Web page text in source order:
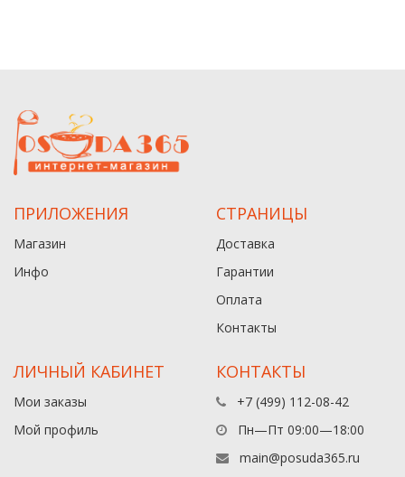
ПРИЛОЖЕНИЯ
Магазин
Инфо
СТРАНИЦЫ
Доставка
Гарантии
Оплата
Контакты
ЛИЧНЫЙ КАБИНЕТ
Мои заказы
Мой профиль
КОНТАКТЫ
+7 (499) 112-08-42
Пн—Пт 09:00—18:00
main@posuda365.ru